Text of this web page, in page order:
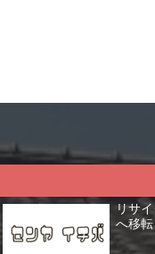
リサ
へ移